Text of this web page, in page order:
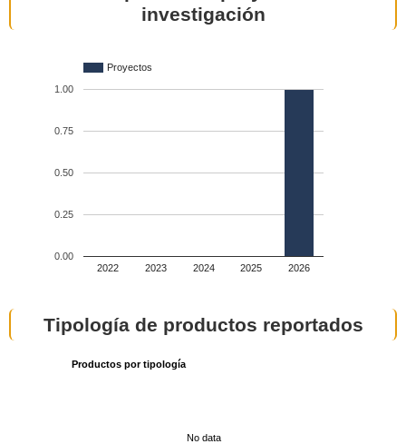
investigación
Proyectos
2022 2023 2024 2025 2026
0.00
0.25
0.50
0.75
1.00
Tipología de productos reportados
Productos por tipología
No data